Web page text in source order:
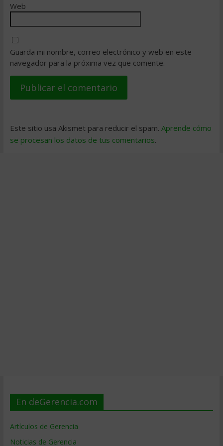
Web
Guarda mi nombre, correo electrónico y web en este
navegador para la próxima vez que comente.
Este sitio usa Akismet para reducir el spam. Aprende cómo
se procesan los datos de tus comentarios.
En deGerencia.com
Artículos de Gerencia
Noticias de Gerencia